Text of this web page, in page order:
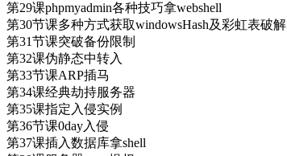
第29课phpmyadmin各种技巧拿webshell
第30节课多种方式获取windowsHash及彩虹表破解
第31节课突破备份限制
第32课伪静态中转入
第33节课ARP插马
第34课经典劫持服务器
第35课指定入侵实例
第36节课0day入侵
第37课插入数据库拿shell